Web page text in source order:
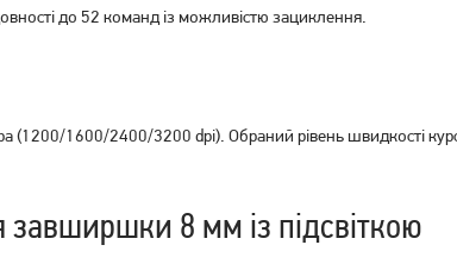
до 52 команд із можливістю зациклення.
1600/2400/3200 dpi). Обраний рівень швидкості
8 мм із підсвіткою